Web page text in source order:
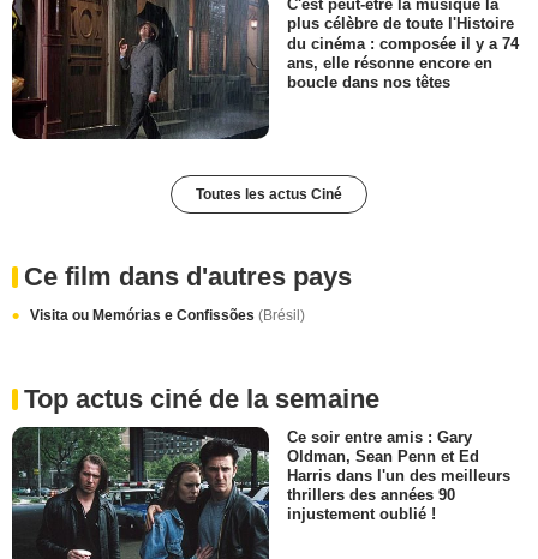
C'est peut-être la musique la
plus célèbre de toute l'Histoire
du cinéma : composée il y a 74
ans, elle résonne encore en
boucle dans nos têtes
Toutes les actus Ciné
Ce film dans d'autres pays
Visita ou Memórias e Confissões (Brésil)
Top actus ciné de la semaine
Ce soir entre amis : Gary
Oldman, Sean Penn et Ed
Harris dans l'un des meilleurs
thrillers des années 90
injustement oublié !